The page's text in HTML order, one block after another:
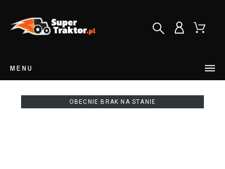
MENU
OBECNIE BRAK NA STANIE